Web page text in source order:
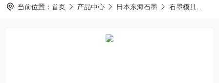
当前位置： 首页 产品中心 日本东海石墨 石墨模具